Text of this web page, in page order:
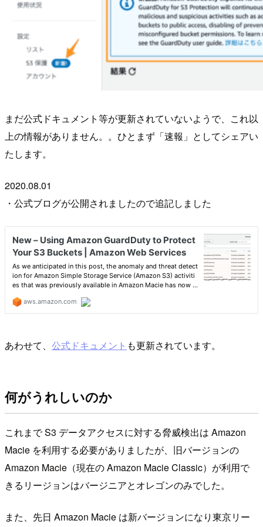
まだ公式ドキュメント等が更新されていないようで、これ以
上の情報がありません。。ひとまず「速報」としてシェアい
たします。
2020.08.01
・公式ブログが公開されましたので追記しました
あわせて、 公式ドキュメント も更新されています。
何がうれしいのか
これまで S3 データアクセスに対する脅威検出は Amazon
Macie を利用する必要がありましたが、旧バージョンの
Amazon Macie（現在の Amazon Macie Classic）が利用で
きるリージョンはバージニアとオレゴンのみでした。
また、先日 Amazon Macie は新バージョンになり東京リー